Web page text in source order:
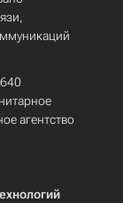
агентство